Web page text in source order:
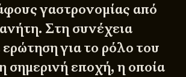
γαστρονομίας από
Στη συνέχεια
για το ρόλο του
σημερινή εποχή, η οποία